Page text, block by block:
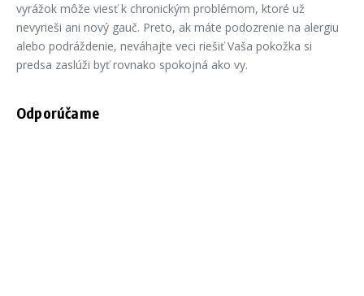
vyrážok môže viesť k chronickým problémom, ktoré už
nevyrieši ani nový gauč. Preto, ak máte podozrenie na alergiu
alebo podráždenie, neváhajte veci riešiť Vaša pokožka si
predsa zaslúži byť rovnako spokojná ako vy.
Odporúčame